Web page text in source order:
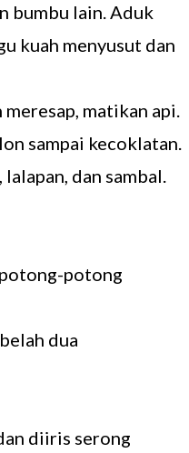
bumbu lain. Aduk
kuah menyusut dan
matikan api.
sampai kecoklatan.
dan sambal.
potong
dua
diiris serong